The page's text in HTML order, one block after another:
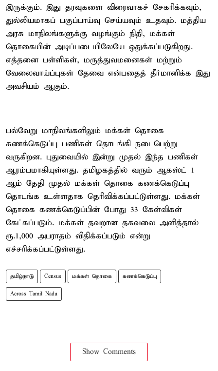
இருக்கும். இது தரவுகளை விரைவாகச் சேகரிக்கவும்,
துல்லியமாகப் பகுப்பாய்வு செய்யவும் உதவும். மத்திய
அரசு மாநிலங்களுக்கு வழங்கும் நிதி, மக்கள்
தொகையின் அடிப்படையிலேயே ஒதுக்கப்படுகிறது.
எத்தனை பள்ளிகள், மருத்துவமனைகள் மற்றும்
வேலைவாய்ப்புகள் தேவை என்பதைத் தீர்மானிக்க இது
அவசியம் ஆகும்.
பல்வேறு மாநிலங்களிலும் மக்கள் தொகை
கணக்கெடுப்பு பணிகள் தொடங்கி நடைபெற்று
வருகிறன. புதுவையில் இன்று முதல் இந்த பணிகள்
ஆரம்பமாகியுள்ளது. தமிழகத்தில் வரும் ஆகஸ்ட் 1
ஆம் தேதி முதல் மக்கள் தொகை கணக்கெடுப்பு
தொடங்க உள்ளதாக தெரிவிக்கப்பட்டுள்ளது. மக்கள்
தொகை கணக்கெடுப்பின் போது 33 கேள்விகள்
கேட்கப்படும். மக்கள் தவறான தகவலை அளித்தால்
ரூ.1,000 அபராதம் விதிக்கப்படும் என்று
எச்சரிக்கப்பட்டுள்ளது.
தமிழ்நாடு Census மக்கள் தொகை கணக்கெடுப்பு
Across Tamil Nadu
Show Comments